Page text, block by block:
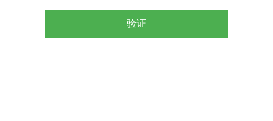
验证